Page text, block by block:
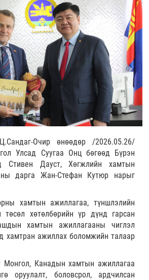
Очир өнөөдөр /2026.05.26/
Улсад Суугаа Онц бөгөөд Бүрэн
Стивен Дауст, Хөгжлийн хамтын
дарга Жан-Стефан Кутюр нарыг
хамтын ажиллагаа, түншлэлийн
төсөл хөтөлбөрийн үр дүнд гарсан
хамтын ажиллагааны чиглэл
хамтран ажиллах боломжийн талаар
Монгол, Канадын хамтын ажиллагаа
оруулалт, боловсрол, ардчилсан